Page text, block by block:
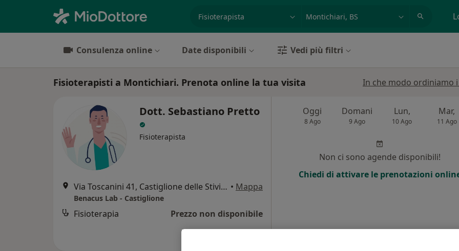
Consulenza online Date disponibili Vedi più filtri
Fisioterapisti a Montichiari. Prenota online la tua visita In che modo ordiniamo
Dott. Sebastiano Pretto
Fisioterapista
Via Toscanini 41, Castiglione delle Stiviere • Mappa
Benacus Lab - Castiglione
Fisioterapia Prezzo non disponibile
Oggi
8 Ago
Domani
9 Ago
Lun,
10 Ago
Mar,
11 Ago
Non ci sono agende disponibili!
Chiedi di attivare le prenotazioni